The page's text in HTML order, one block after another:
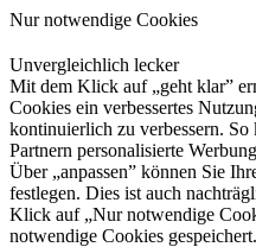
Nur notwendige Cookies
Unvergleichlich lecker
Mit dem Klick auf „geht klar”
Cookies ein verbessertes
kontinuierlich zu verbessern.
Partnern personalisierte
Über „anpassen” können Sie
festlegen. Dies ist auch
Klick auf „Nur notwendige
notwendige Cookies gespeichert.